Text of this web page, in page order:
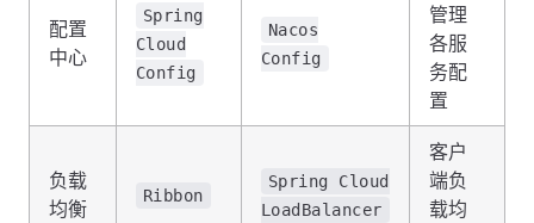
配置
中心
Spring
Cloud
Config
Nacos
Config
管理
各服
务配
置
负载
均衡
Ribbon
Spring Cloud
LoadBalancer
客户
端负
载均